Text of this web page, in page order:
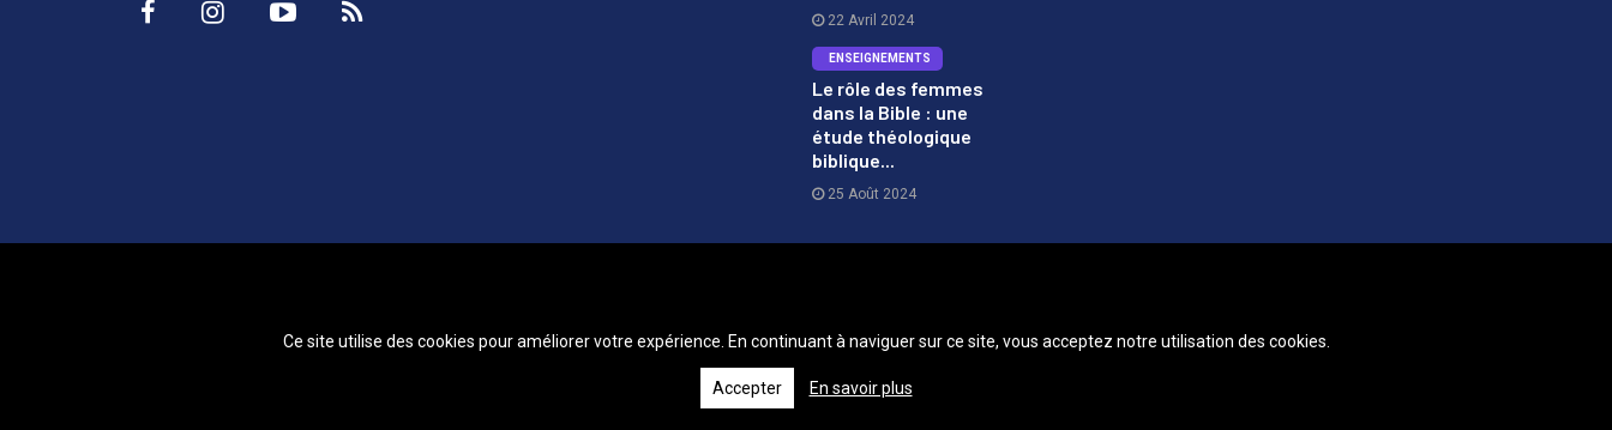
22 Avril 2024
ENSEIGNEMENTS
Le rôle des femmes
dans la Bible : une
étude théologique
biblique...
25 Août 2024
Ce site utilise des cookies pour améliorer votre expérience. En continuant à naviguer sur ce site, vous acceptez notre utilisation des cookies.
Accepter En savoir plus